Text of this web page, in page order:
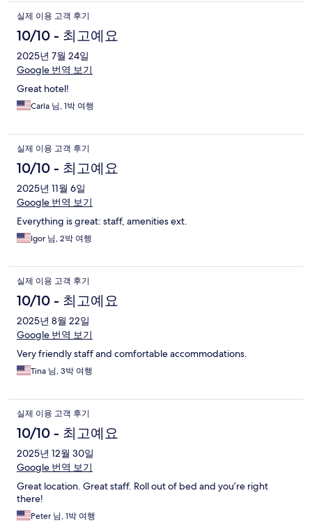
실제 이용 고객 후기
10/10 - 최고예요
2025년 7월 24일
Google 번역 보기
Great hotel!
Carla 님, 1박 여행
실제 이용 고객 후기
10/10 - 최고예요
2025년 11월 6일
Google 번역 보기
Everything is great: staff, amenities ext.
Igor 님, 2박 여행
실제 이용 고객 후기
10/10 - 최고예요
2025년 8월 22일
Google 번역 보기
Very friendly staff and comfortable accommodations.
Tina 님, 3박 여행
실제 이용 고객 후기
10/10 - 최고예요
2025년 12월 30일
Google 번역 보기
Great location. Great staff. Roll out of bed and you’re right
there!
Peter 님, 1박 여행